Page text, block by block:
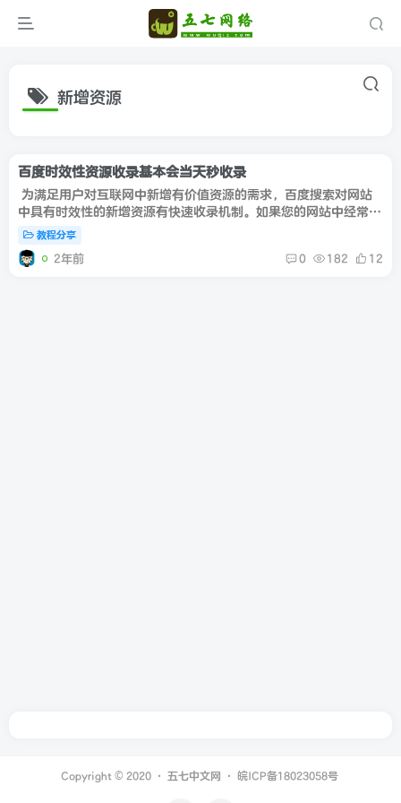
新增资源
百度时效性资源收录基本会当天秒收录
为满足用户对互联网中新增有价值资源的需求，百度搜索对网站
中具有时效性的新增资源有快速收录机制。如果您的网站中经常发
布突发事件的新闻报道、最新一集的电视剧、连载小说最新章节、
最新版...
教程分享
2年前 0 182 12
Copyright © 2020 · 五七中文网 · 皖ICP备18023058号